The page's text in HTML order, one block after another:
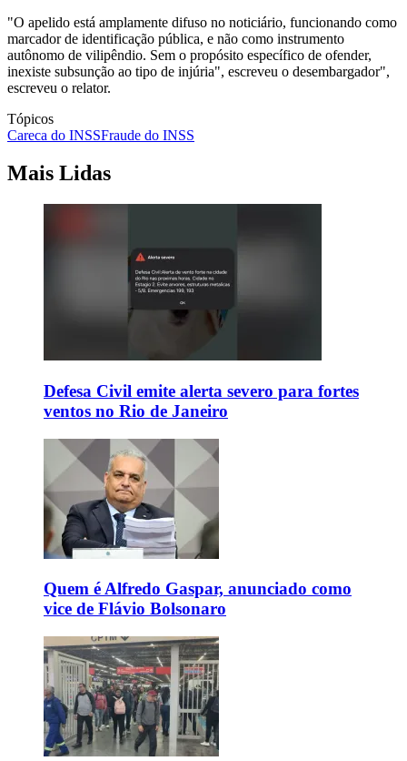
"O apelido está amplamente difuso no noticiário, funcionando como
marcador de identificação pública, e não como instrumento
autônomo de vilipêndio. Sem o propósito específico de ofender,
inexiste subsunção ao tipo de injúria", escreveu o desembargador",
escreveu o relator.
Tópicos
Careca do INSSFraude do INSS
Mais Lidas
Defesa Civil emite alerta severo para fortes
ventos no Rio de Janeiro
Quem é Alfredo Gaspar, anunciado como
vice de Flávio Bolsonaro